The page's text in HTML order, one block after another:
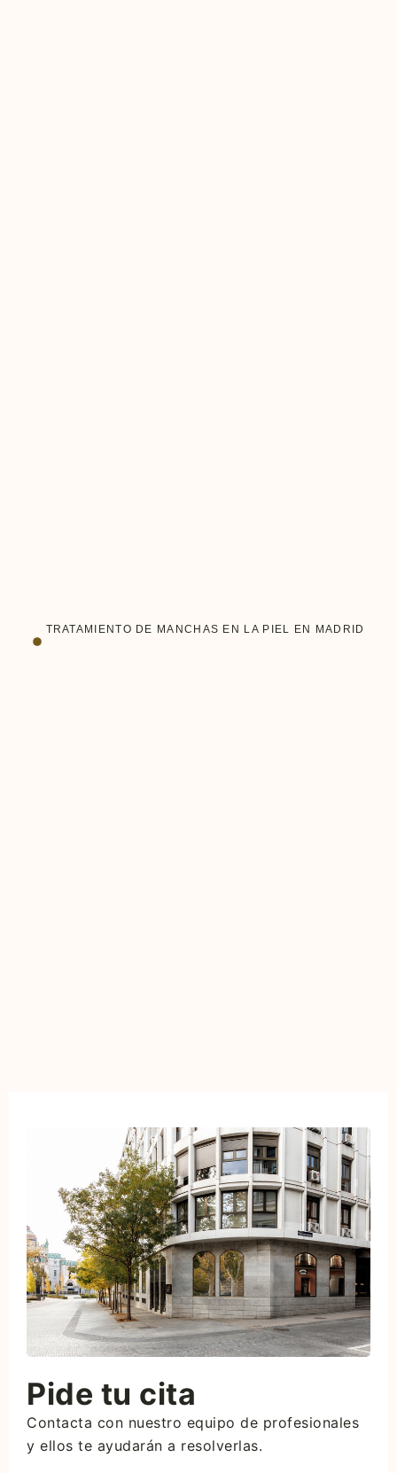
TRATAMIENTO DE MANCHAS EN LA PIEL EN MADRID
Pide tu cita
Contacta con nuestro equipo de profesionales
y ellos te ayudarán a resolverlas.